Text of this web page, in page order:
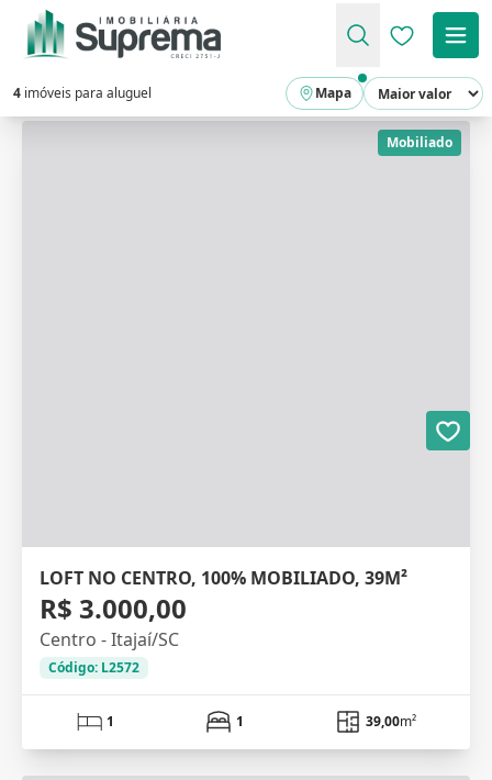
Favoritos
4 imóveis para aluguel Mapa
Mobiliado
LOFT NO CENTRO, 100% MOBILIADO, 39M²
R$ 3.000,00
Centro - Itajaí/SC
Código: L2572
1 1 39,00m²